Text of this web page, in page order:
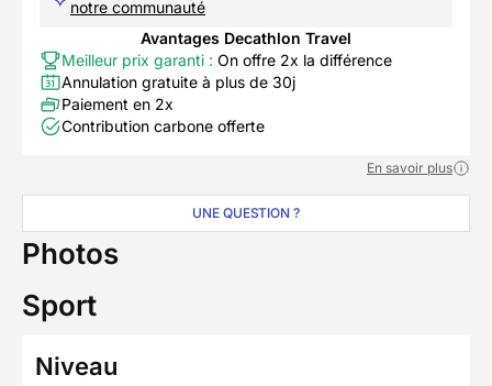
notre communauté
Avantages Decathlon Travel
Meilleur prix garanti : On offre 2x la différence
Annulation gratuite à plus de 30j
Paiement en 2x
Contribution carbone offerte
En savoir plus
UNE QUESTION ?
Photos
Sport
Niveau